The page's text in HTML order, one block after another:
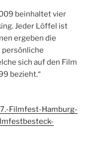
beinhaltet vier
Jeder Löffel ist
ergeben die
persönliche
sich auf den Film
bezieht.“
Filmfest-Hamburg-